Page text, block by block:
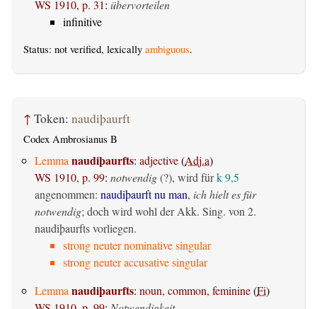
WS 1910, p. 31: übervorteilen
infinitive
Status: not verified, lexically ambiguous.
↑ Token: naudiþaurft
Codex Ambrosianus B
Lemmanaudiþaurfts: adjective(Adj.a)
WS 1910, p. 99: notwendig(?), wird fürk 9,5
angenommen: naudiþaurft nu man, ich hielt es für
notwendig; doch wird wohl der Akk. Sing. von 2.
naudiþaurfts vorliegen.
strong neuter nominative singular
strong neuter accusative singular
Lemmanaudiþaurfts: noun, common, feminine(Fi)